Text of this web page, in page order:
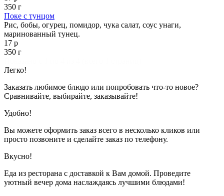
350 г
Поке с тунцом
Рис, бобы, огурец, помидор, чука салат, соус унаги,
маринованный тунец.
17 р
350 г
Легко!
Заказать любимое блюдо или попробовать что-то новое?
Сравнивайте, выбирайте, заказывайте!
Удобно!
Вы можете оформить заказ всего в несколько кликов или
просто позвоните и сделайте заказ по телефону.
Вкусно!
Еда из ресторана с доставкой к Вам домой. Проведите
уютный вечер дома наслаждаясь лучшими блюдами!